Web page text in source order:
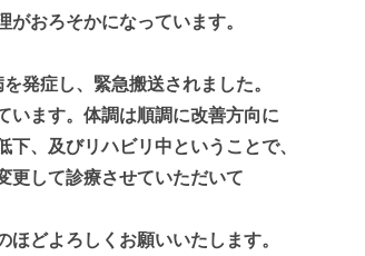
おろそかになっています。
発症し、緊急搬送されました。
ます。体調は順調に改善方向に
、及びリハビリ中ということで、
して診療させていただいて
どよろしくお願いいたします。